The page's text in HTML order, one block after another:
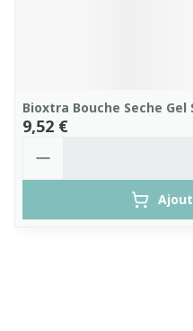
Bioxtra Bouche Seche Gel
9,52 €